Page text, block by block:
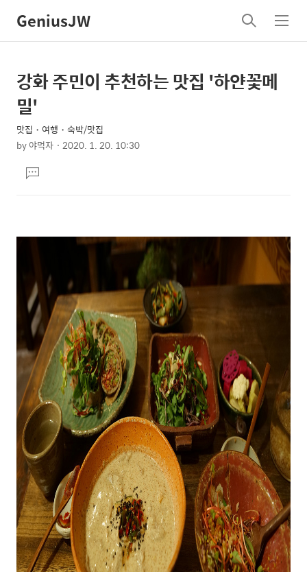
GeniusJW
검
색
메
뉴
상
세
컨
텐
본
문
제
목
강화 주민이 추천하는 맛집 '하얀꽃메
밀'
맛집・여행・숙박/맛집
by야먹자 2020. 1. 20. 10:30
문댓
글